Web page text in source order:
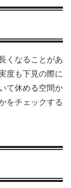
くなることがあ
度も下見の際に
て休める空間か
をチェックする